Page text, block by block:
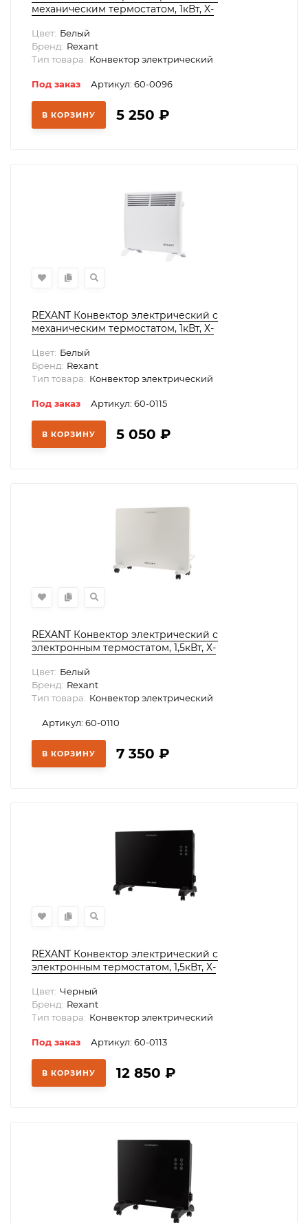
механическим термостатом, 1кВт, X-
Цвет: Белый
Бренд: Rexant
Тип товара: Конвектор электрический
Под заказ Артикул: 60-0096
В КОРЗИНУ 5 250 ₽
REXANT Конвектор электрический с
механическим термостатом, 1кВт, Х-
Цвет: Белый
Бренд: Rexant
Тип товара: Конвектор электрический
Под заказ Артикул: 60-0115
В КОРЗИНУ 5 050 ₽
REXANT Конвектор электрический с
электронным термостатом, 1,5кВт, Х-
Цвет: Белый
Бренд: Rexant
Тип товара: Конвектор электрический
Артикул: 60-0110
В КОРЗИНУ 7 350 ₽
REXANT Конвектор электрический с
электронным термостатом, 1,5кВт, Х-
Цвет: Черный
Бренд: Rexant
Тип товара: Конвектор электрический
Под заказ Артикул: 60-0113
В КОРЗИНУ 12 850 ₽